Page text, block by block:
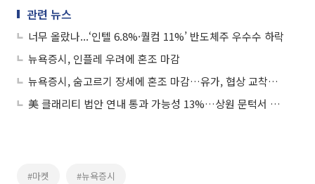
관련 뉴스
너무 올랐나...‘인텔 6.8%·퀄컴 11%’ 반도체주 우수수 하락
뉴욕증시, 인플레 우려에 혼조 마감
뉴욕증시, 숨고르기 장세에 혼조 마감…유가, 협상 교착에 급등
美 클래리티 법안 연내 통과 가능성 13%…상원 문턱서 제동
#마켓 #뉴욕증시